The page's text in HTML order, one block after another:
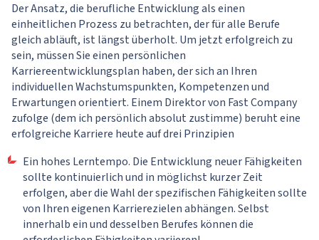
Der Ansatz, die berufliche Entwicklung als einen
einheitlichen Prozess zu betrachten, der für alle Berufe
gleich abläuft, ist längst überholt. Um jetzt erfolgreich zu
sein, müssen Sie einen persönlichen
Karriereentwicklungsplan haben, der sich an Ihren
individuellen Wachstumspunkten, Kompetenzen und
Erwartungen orientiert. Einem Direktor von Fast Company
zufolge (dem ich persönlich absolut zustimme) beruht eine
erfolgreiche Karriere heute auf drei Prinzipien
Ein hohes Lerntempo. Die Entwicklung neuer Fähigkeiten
sollte kontinuierlich und in möglichst kurzer Zeit
erfolgen, aber die Wahl der spezifischen Fähigkeiten sollte
von Ihren eigenen Karrierezielen abhängen. Selbst
innerhalb ein und desselben Berufes können die